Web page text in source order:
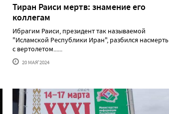
Тиран Раиси мертв: знамение его
коллегам
Ибрагим Раиси, президент так называемой
"Исламской Республики Иран", разбился насмерть
с вертолетом......
20 МАЯ'2024